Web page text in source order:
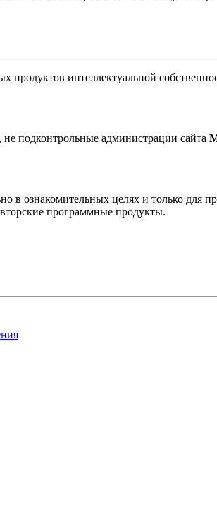
интеллектуальной
подконтрольные администрации сайта
в ознакомительных целях и только для
программные продукты.